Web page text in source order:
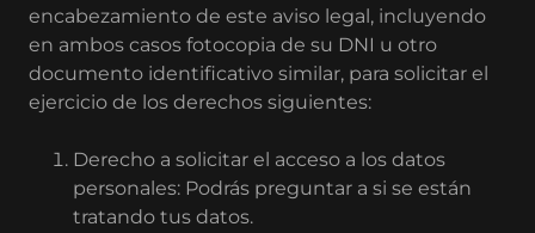
encabezamiento de este aviso legal, incluyendo
en ambos casos fotocopia de su DNI u otro
documento identificativo similar, para solicitar el
ejercicio de los derechos siguientes:
Derecho a solicitar el acceso a los datos
personales: Podrás preguntar a si se están
tratando tus datos.